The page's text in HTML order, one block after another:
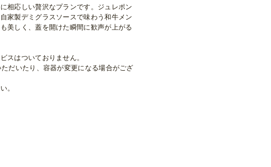
相応しい贅沢なプランです。ジュレポン
家製デミグラスソースで味わう和牛メン
美しく、蓋を開けた瞬間に歓声が上がる
スはついておりません。
だいたり、容器が変更になる場合がござ
。